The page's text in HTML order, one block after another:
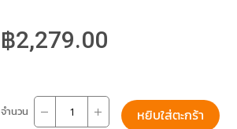
฿2,279.00
จำนวน หยิบใส่ตะกร้า